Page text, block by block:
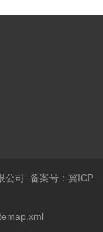
公司备案号：冀ICP